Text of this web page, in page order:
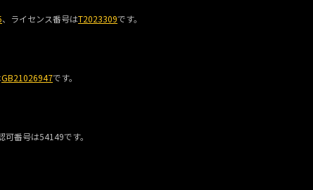
、ライセンス番号はT2023309です。
GB21026947です。
番号は54149です。